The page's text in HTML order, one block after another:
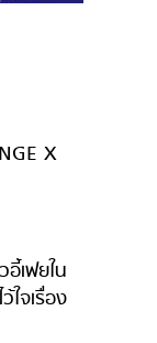
X
เฟยใน
ใจเรื่อง